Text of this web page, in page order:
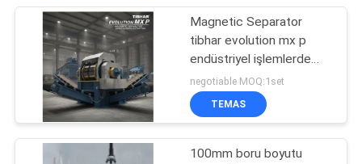
Konveyör Bandı
Manyetik Ayırıcı
Magnetic Separator
tibhar evolution mx p
endüstriyel işlemlerde
maden ayrımı ve maden
çıkarımı için ekipman
negotiable MOQ:1set
TEMAS
100mm boru boyutu